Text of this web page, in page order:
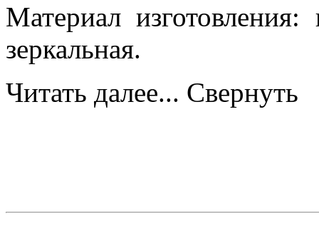
Материал
зеркальная.
Читать далее... Свернуть